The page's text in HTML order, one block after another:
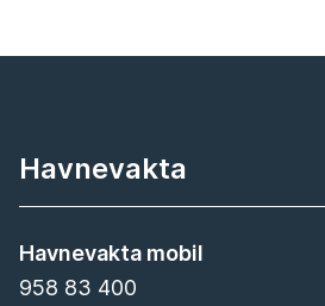
Havnevakta
Havnevakta mobil
958 83 400